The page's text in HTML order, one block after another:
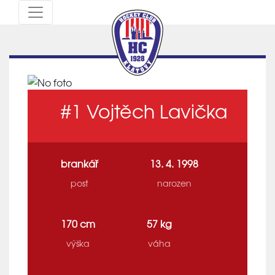
#1 Vojtěch Lavička
brankář
post
13. 4. 1998
narozen
170 cm
výška
57 kg
váha